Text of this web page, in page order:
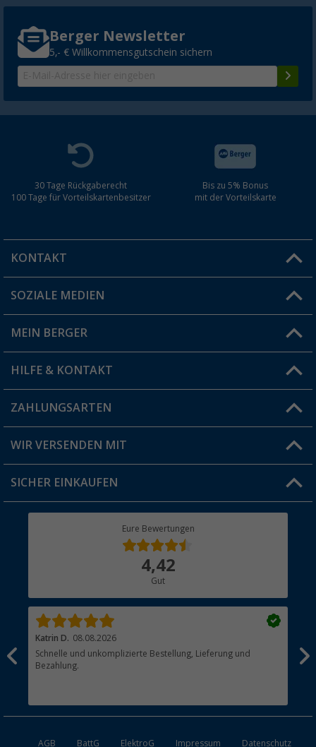
Berger Newsletter
5,- € Willkommensgutschein sichern
30 Tage Rückgaberecht
100 Tage für Vorteilskartenbesitzer
Bis zu 5% Bonus
mit der Vorteilskarte
KONTAKT
Du hast eine Frage?
Filiale finden
SOZIALE MEDIEN
MEIN BERGER
Vorteilskarte
Blog
Jobs & Karriere
HILFE & KONTAKT
FAQ & Kontakt
Versandinformationen
Rücksendung
ZAHLUNGSARTEN
WIR VERSENDEN MIT
SICHER EINKAUFEN
Eure Bewertungen
4,42
Gut
Katrin D. 08.08.2026
Schnelle und unkomplizierte Bestellung, Lieferung und
Bezahlung.
AGB BattG ElektroG Impressum Datenschutz